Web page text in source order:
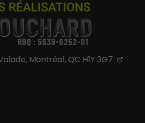
RBQ : 5639-6252-01
Montréal, QC H1Y 3G7